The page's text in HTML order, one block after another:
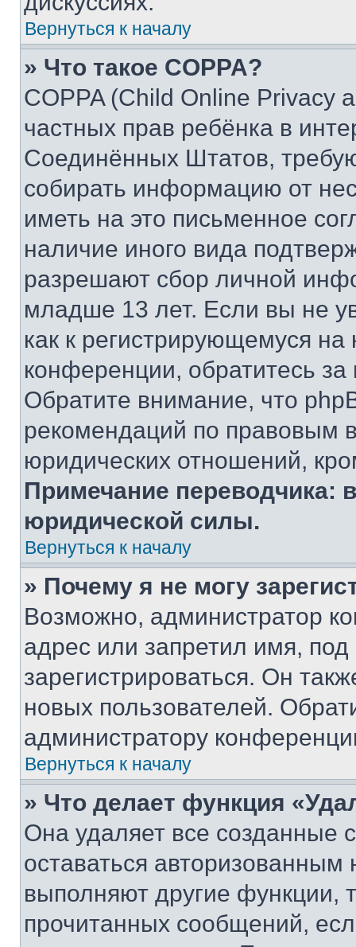
Вернуться к началу
» Что такое COPPA?
COPPA (Child Online Privacy
частных прав ребёнка в
Соединённых Штатов,
собирать информацию от
иметь на это письменное
наличие иного вида
разрешают сбор личной
младше 13 лет. Если вы не
как к регистрирующемуся
конференции, обратитесь
Обратите внимание, что
рекомендаций по правовым
юридических отношений,
Примечание переводчика:
юридической силы.
Вернуться к началу
» Почему я не могу
Возможно, администратор
адрес или запретил имя,
зарегистрироваться. Он
новых пользователей.
администратору
Вернуться к началу
» Что делает функция
Она удаляет все созданные
оставаться
выполняют другие функции,
прочитанных сообщений,